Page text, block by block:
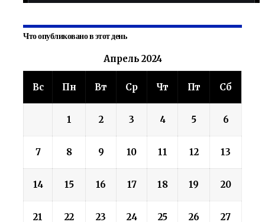
Что опубликовано в этот день
Апрель 2024
Вс Пн Вт Ср Чт Пт Сб
1 2 3 4 5 6
7 8 9 10 11 12 13
14 15 16 17 18 19 20
21 22 23 24 25 26 27